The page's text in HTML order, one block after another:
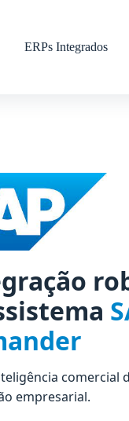
ERPs Integrados
comercial
empresarial.